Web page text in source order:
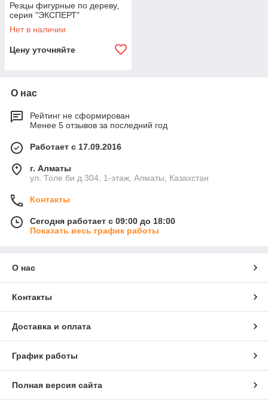
Резцы фигурные по дереву,
серия "ЭКСПЕРТ"
Нет в наличии
Цену уточняйте
О нас
Рейтинг не сформирован
Менее 5 отзывов за последний год
Работает с 17.09.2016
г. Алматы
ул. Толе би д.304, 1-этаж, Алматы, Казахстан
Контакты
Сегодня работает с 09:00 до 18:00
Показать весь график работы
О нас
Контакты
Доставка и оплата
График работы
Полная версия сайта